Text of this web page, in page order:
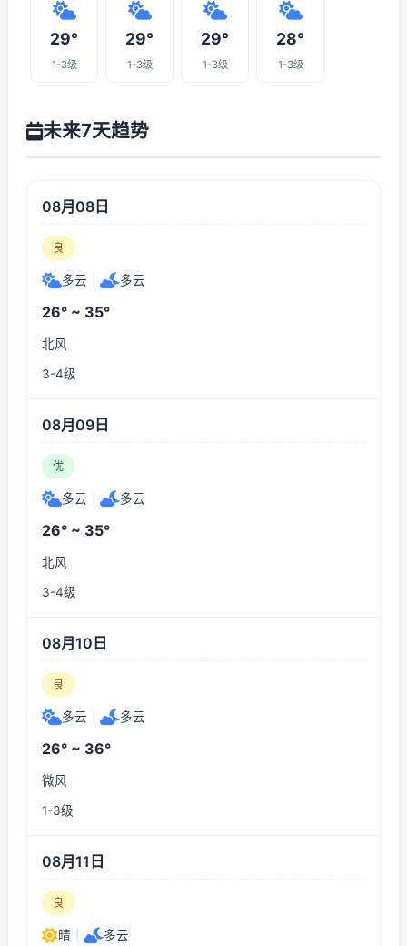
29°
1-3级
29°
1-3级
29°
1-3级
28°
1-3级
未来7天趋势
08月08日
良
多云 多云
26° ~ 35°
北风
3-4级
08月09日
优
多云 多云
26° ~ 35°
北风
3-4级
08月10日
良
多云 多云
26° ~ 36°
微风
1-3级
08月11日
良
晴 多云